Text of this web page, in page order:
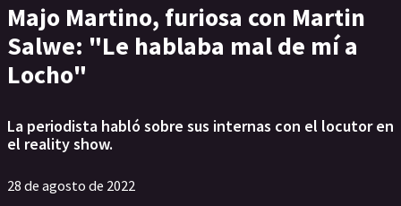
Majo Martino, furiosa con Martin
Salwe: "Le hablaba mal de mí a
Locho"
La periodista habló sobre sus internas con el locutor en
el reality show.
28 de agosto de 2022